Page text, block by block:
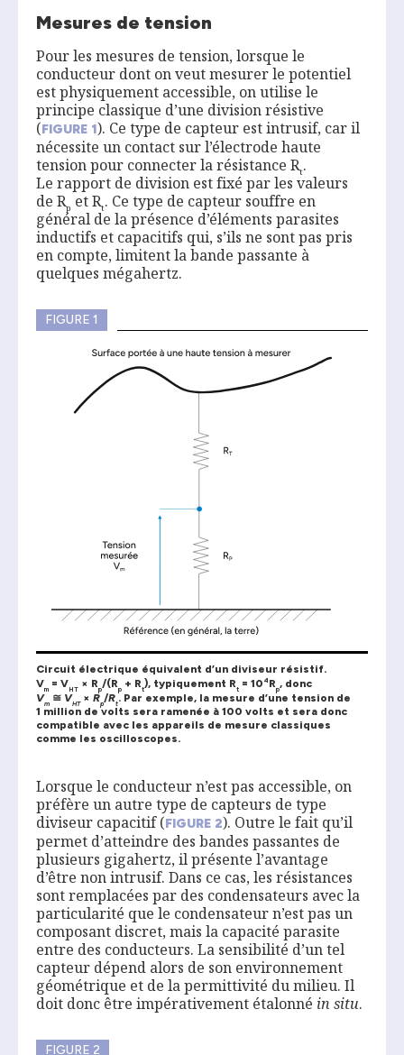
Mesures de tension
Pour les mesures de tension, lorsque le
conducteur dont on veut mesurer le potentiel
est physiquement accessible, on utilise le
principe classique d’une division résistive
(FIGURE 1). Ce type de capteur est intrusif, car il
nécessite un contact sur l’électrode haute
tension pour connecter la résistance Rt.
Le rapport de division est fixé par les valeurs
de Rp et Rt. Ce type de capteur souffre en
général de la présence d’éléments parasites
inductifs et capacitifs qui, s’ils ne sont pas pris
en compte, limitent la bande passante à
quelques mégahertz.
FIGURE 1
Circuit électrique équivalent d’un diviseur résistif.
Vm = VHT × Rp/(Rp + Rt), typiquement Rt = 10 4 Rp, donc
Vm ≅ VHT × Rp/Rt. Par exemple, la mesure d’une tension de
1 million de volts sera ramenée à 100 volts et sera donc
compatible avec les appareils de mesure classiques
comme les oscilloscopes.
Lorsque le conducteur n’est pas accessible, on
préfère un autre type de capteurs de type
diviseur capacitif (FIGURE 2). Outre le fait qu’il
permet d’atteindre des bandes passantes de
plusieurs gigahertz, il présente l’avantage
d’être non intrusif. Dans ce cas, les résistances
sont remplacées par des condensateurs avec la
particularité que le condensateur n’est pas un
composant discret, mais la capacité parasite
entre des conducteurs. La sensibilité d’un tel
capteur dépend alors de son environnement
géométrique et de la permittivité du milieu. Il
doit donc être impérativement étalonné in situ.
FIGURE 2